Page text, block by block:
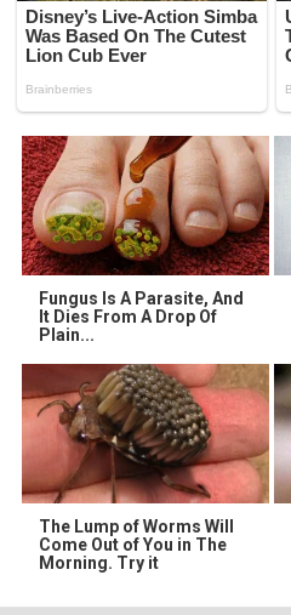
Fungus Is A Parasite, And
It Dies From A Drop Of
Plain...
The Lump of Worms Will
Come Out of You in The
Morning. Try it